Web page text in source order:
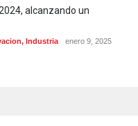
alcanzando un
, Industria enero 9, 2025